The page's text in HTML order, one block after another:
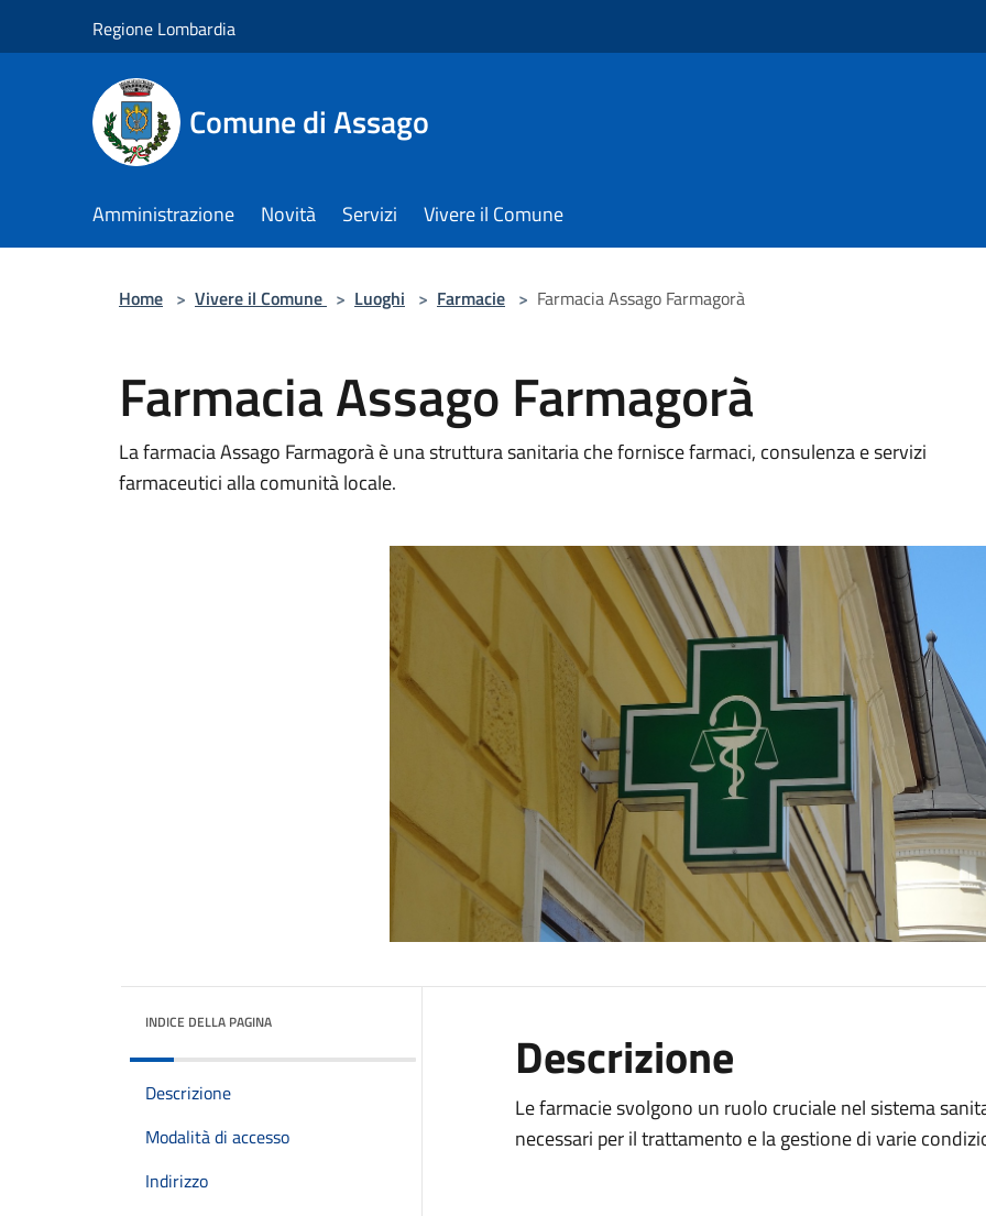
Regione Lombardia
Comune di Assago
Amministrazione Novità Servizi Vivere il Comune
Home > Vivere il Comune > Luoghi > Farmacie > Farmacia Assago Farmagorà
Farmacia Assago Farmagorà
La farmacia Assago Farmagorà è una struttura sanitaria che fornisce farmaci, consulenza e servizi
farmaceutici alla comunità locale.
INDICE DELLA PAGINA
Descrizione
Modalità di accesso
Indirizzo
Descrizione
Le farmacie svolgono un ruolo cruciale nel sistema
necessari per il trattamento e la gestione di varie